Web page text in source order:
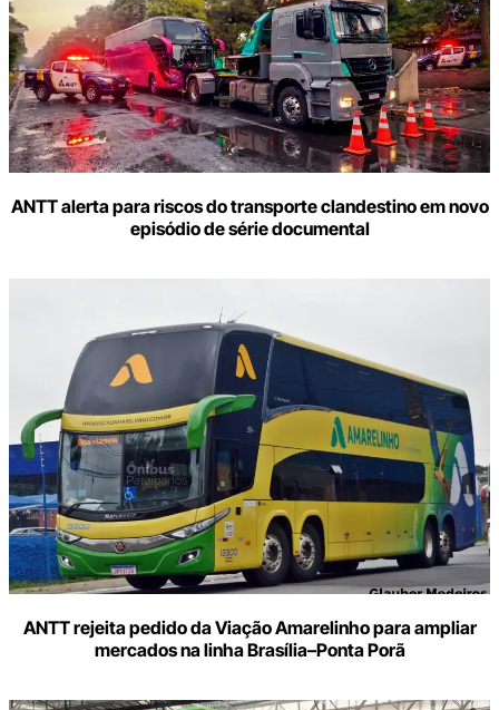
ANTT alerta para riscos do transporte clandestino em novo
episódio de série documental
ANTT rejeita pedido da Viação Amarelinho para ampliar
mercados na linha Brasília–Ponta Porã